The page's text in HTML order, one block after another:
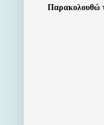
Παρακολουθώ